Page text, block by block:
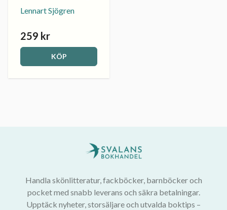
Lennart Sjögren
259 kr
KÖP
Handla skönlitteratur, fackböcker, barnböcker och
pocket med snabb leverans och säkra betalningar.
Upptäck nyheter, storsäljare och utvalda boktips –